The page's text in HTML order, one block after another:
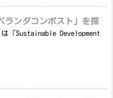
ランダコンポスト」を探
は「Sustainable Development